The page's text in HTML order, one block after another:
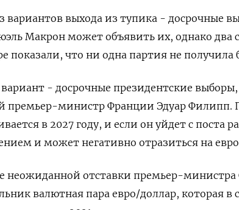
вариантов выхода из тупика - досрочные
Макрон может объявить их, однако два
показали, что ни одна партия не получила
вариант - досрочные президентские
премьер-министр Франции Эдуар Филипп.
в 2027 году, и если он уйдет с поста
и может негативно отразиться на
неожиданной отставки премьер-министра
валютная пара евро/доллар, которая в